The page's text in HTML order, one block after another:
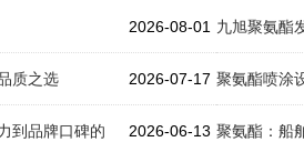
2026-08-01 九旭聚氨酯
质之选 2026-07-17 聚氨酯喷涂
到品牌口碑的 2026-06-13 聚氨酯：船